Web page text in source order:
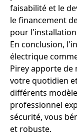
faisabilité et le
le financement
pour
En conclusion,
électrique
Pirey apporte
votre quotidien
différents
professionnel
sécurité, vous
et robuste.